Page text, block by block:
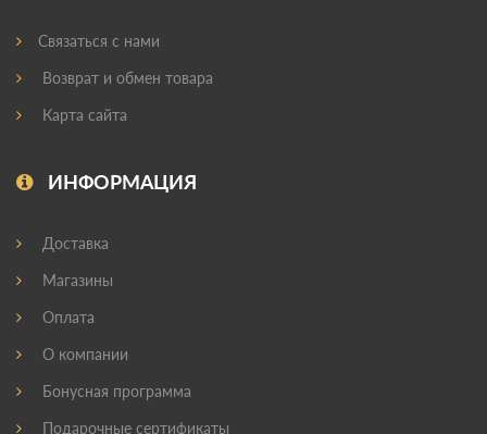
Связаться с нами
Возврат и обмен товара
Карта сайта
ИНФОРМАЦИЯ
Доставка
Магазины
Оплата
О компании
Бонусная программа
Подарочные сертификаты